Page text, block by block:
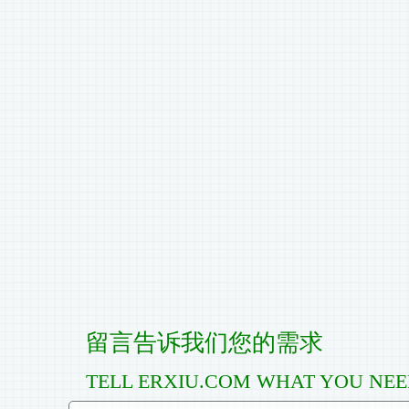
留言告诉我们您的需求
TELL ERXIU.COM WHAT YOU